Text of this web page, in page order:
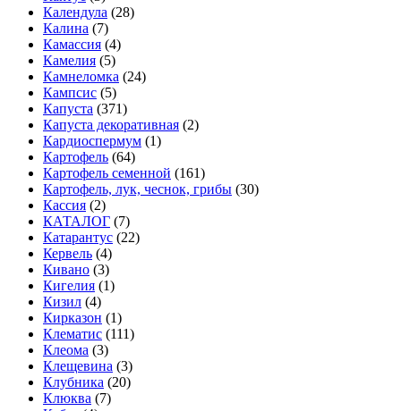
Календула (28)
Калина (7)
Камассия (4)
Камелия (5)
Камнеломка (24)
Кампсис (5)
Капуста (371)
Капуста декоративная (2)
Кардиоспермум (1)
Картофель (64)
Картофель семенной (161)
Картофель, лук, чеснок, грибы (30)
Кассия (2)
КАТАЛОГ (7)
Катарантус (22)
Кервель (4)
Кивано (3)
Кигелия (1)
Кизил (4)
Кирказон (1)
Клематис (111)
Клеома (3)
Клещевина (3)
Клубника (20)
Клюква (7)